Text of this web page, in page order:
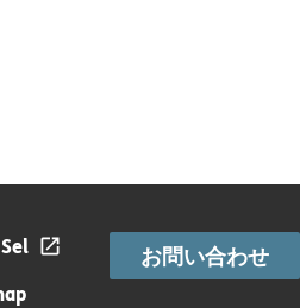
お問い合わせ